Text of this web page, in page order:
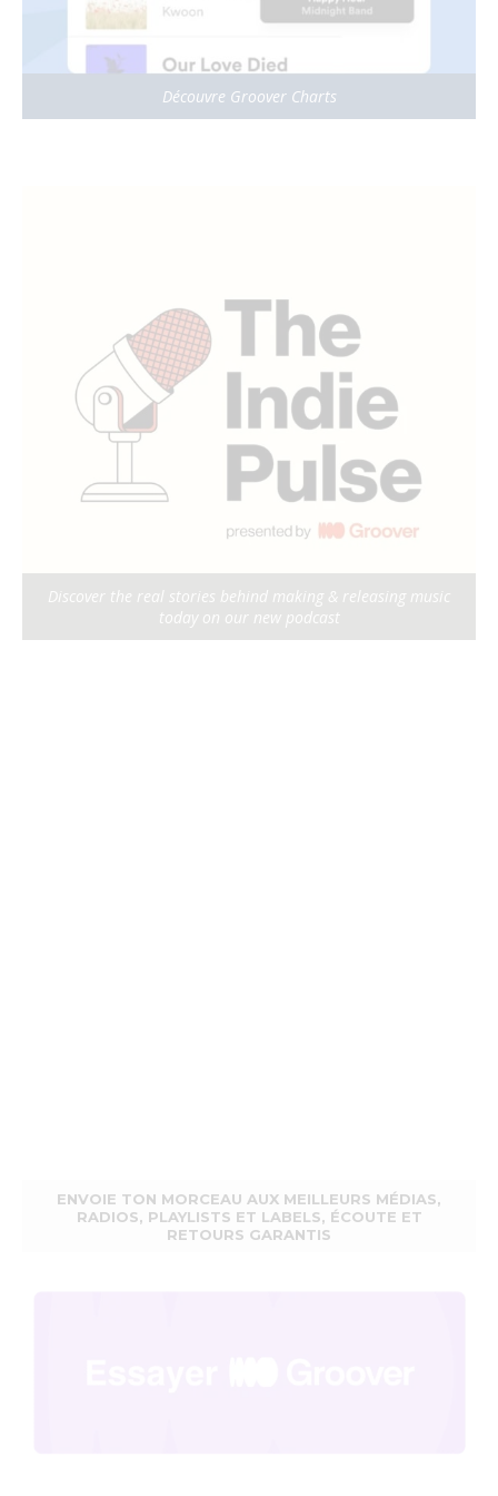
Découvre Groover Charts
Discover the real stories behind making & releasing music
today on our new podcast
ENVOIE TON MORCEAU AUX MEILLEURS MÉDIAS,
RADIOS, PLAYLISTS ET LABELS, ÉCOUTE ET
RETOURS GARANTIS